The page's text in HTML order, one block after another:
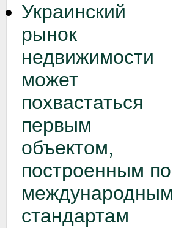
Украинский
рынок
недвижимости
может
похвастаться
первым
объектом,
построенным по
международным
стандартам